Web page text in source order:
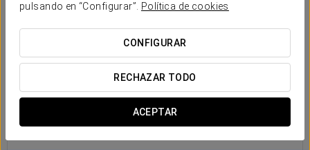
pulsando en “Configurar”.
Política de cookies
CONFIGURAR
RECHAZAR TODO
ACEPTAR